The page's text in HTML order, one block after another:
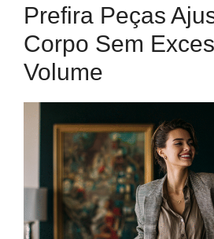
Prefira Peças
Corpo Sem
Volume